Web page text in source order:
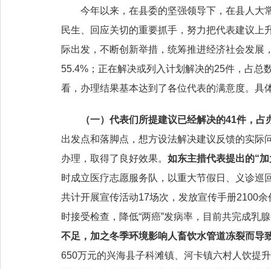
今年以来，在县委的坚强领导下，在县人大
民生、回应关切的重要抓手，努力把代表建议上
际出发，不断创新举措，统筹推进经济社会发展
55.4% ；正在解决或列入计划解决的25件，占总
看， 办理结果基本达到了各位代表的满意度。 具
（一） 代表们所提建议已经解决的41件， 占
出发点和落脚点，想方设法解决建议反馈的实
办理，取得了良好效果。 如东主措代表提出的“
时成立医疗志愿服务队，以重大节假日、义诊巡
共计开展宣传活动17场次，发放宣传手册2100
时接受检查，降低“两癌”发病率，目前共完成乳
不足，加之冬季环境影响人畜饮水管道冻裂而导
650万元的兴海县子科滩镇 、河卡镇六村人饮提